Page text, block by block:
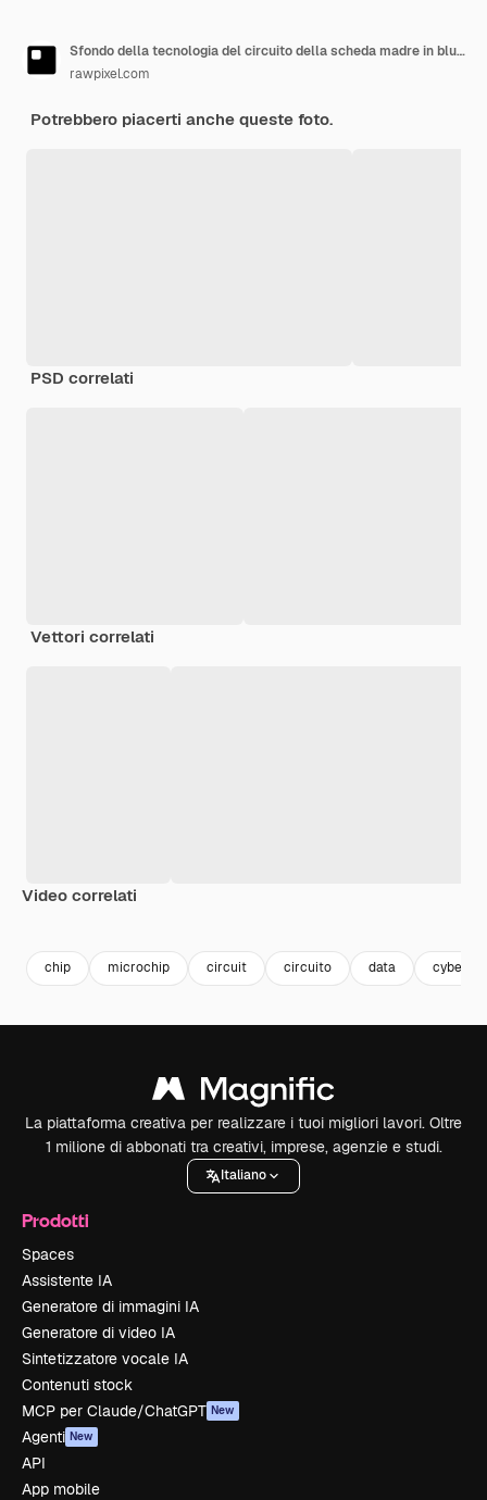
Sfondo della tecnologia del circuito della scheda madre in blu sfumato
rawpixel.com
Potrebbero piacerti anche queste foto.
PSD correlati
Vettori correlati
Video correlati
chip microchip circuit circuito data cyber
La piattaforma creativa per realizzare i tuoi migliori lavori. Oltre
1 milione di abbonati tra creativi, imprese, agenzie e studi.
Italiano
Prodotti
Spaces
Assistente IA
Generatore di immagini IA
Generatore di video IA
Sintetizzatore vocale IA
Contenuti stock
MCP per Claude/ChatGPT New
Agenti New
API
App mobile